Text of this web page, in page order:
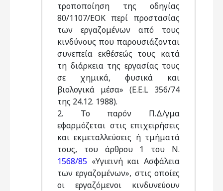
τροποποίηση της οδηγίας
80/1107/ΕΟΚ περί προστασίας
των εργαζομένων από τους
κινδύνους που παρουσιάζονται
συνεπεία εκθέσεώς τους κατά
τη διάρκεια της εργασίας τους
σε χημικά, φυσικά και
βιολογικά μέσα» (Ε.Ε.L 356/74
της 24.12. 1988).
2. Το παρόν Π.Δ/γμα
εφαρμόζεται στις επιχειρήσεις
και εκμεταλλεύσεις ή τμήματά
τους, του άρθρου 1 του Ν.
1568/85 «Υγιεινή και Ασφάλεια
των εργαζομένων», στις οποίες
οι εργαζόμενοι κινδυνεύουν